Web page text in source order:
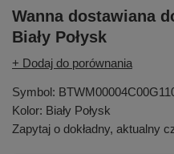
Wanna dostawiana
Biały Połysk
+ Dodaj do porównania
Symbol:
Kolor: Biały Połysk
Zapytaj o dokładny, aktualny